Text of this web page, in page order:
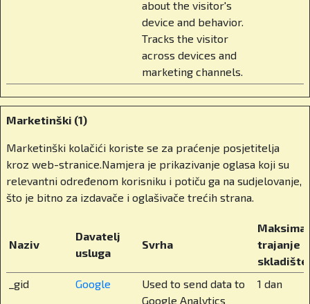
protokoli, ona znači i emocionalnu podršku, jasno
definirana pravila, stručno osoblje i otvorenu
Kad govorimo o privatnom obrazovanju u
Hrvatskoj, često se nameće pitanje – elitizam
Privatno obrazovanje kod nas prečesto se
doživljava kao ekskluzivno. Ali ono ne bi moralo
biti takvo. Treba na njega gledati kao na
dugoročno ulaganje. Mi se zalažemo za tzv.
gdje će ga iskoristiti, u državnoj ili privatnoj školi.
To ne samo da bi smanjilo trošak roditeljima, već
bi podiglo kvalitetu u cijelom sustavu. Jer kad su
škole na tržištu, počnu se boriti za učenike i za
about the visitor's
device and behavior.
Tracks the visitor
across devices and
marketing channels.
Marketinški (1)
Marketinški kolačići koriste se za praćenje posjetitelja
kroz web-stranice.Namjera je prikazivanje oglasa koji su
relevantni određenom korisniku i potiču ga na sudjelovanje,
što je bitno za izdavače i oglašivače trećih strana.
Naziv
Davatelj
usluga
Svrha
trajanje
_gid
Google
Used to send data to
Google Analytics
1 dan